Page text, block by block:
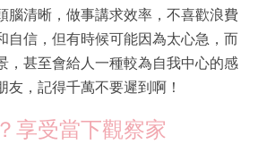
腦清晰，做事講求效率，不喜歡浪費
自信，但有時候可能因為太心急，而
，甚至會給人一種較為自我中心的感
友，記得千萬不要遲到啊！
享受當下觀察家